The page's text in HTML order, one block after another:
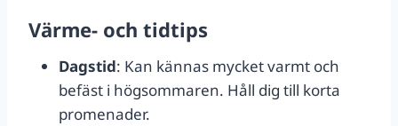
Värme- och tidtips
Dagstid: Kan kännas mycket varmt och
befäst i högsommaren. Håll dig till korta
promenader.